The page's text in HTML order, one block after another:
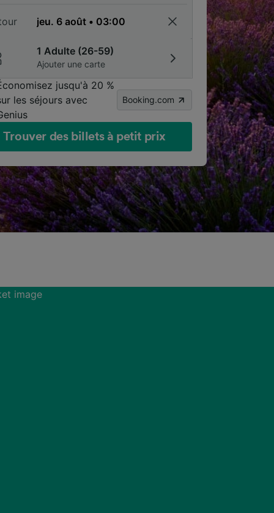
1 Adulte (26-59)
Ajouter une carte
jusqu'à 20 %
les séjours avec
Booking.com
Trouver des billets à petit prix